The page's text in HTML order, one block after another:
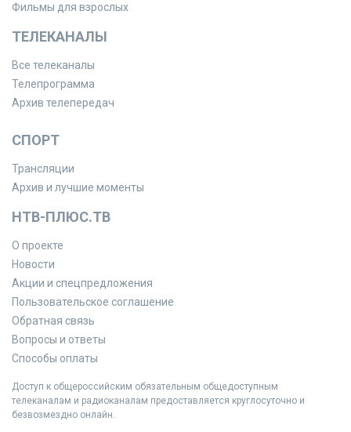
Фильмы для взрослых
ТЕЛЕКАНАЛЫ
Все телеканалы
Телепрограмма
Архив телепередач
СПОРТ
Трансляции
Архив и лучшие моменты
НТВ-ПЛЮС.ТВ
О проекте
Новости
Акции и спецпредложения
Пользовательское соглашение
Обратная связь
Вопросы и ответы
Способы оплаты
Доступ к общероссийским обязательным общедоступным
телеканалам и радиоканалам предоставляется круглосуточно и
безвозмездно онлайн.